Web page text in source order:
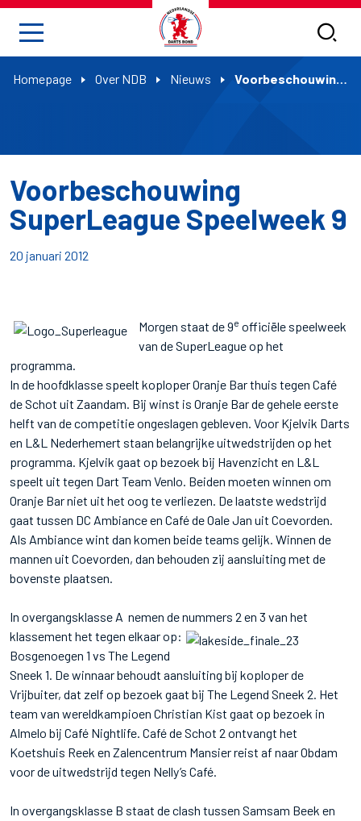
Homepage Over NDB Nieuws Voorbeschouwing SuperLeague Speelweek 9
Voorbeschouwing
SuperLeague Speelweek 9
20 januari 2012
Morgen staat de 9e officiële speelweek
van de SuperLeague op het
programma.
In de hoofdklasse speelt koploper Oranje Bar thuis tegen Café
de Schot uit Zaandam. Bij winst is Oranje Bar de gehele eerste
helft van de competitie ongeslagen gebleven. Voor Kjelvik Darts
en L&L Nederhemert staan belangrijke uitwedstrijden op het
programma. Kjelvik gaat op bezoek bij Havenzicht en L&L
speelt uit tegen Dart Team Venlo. Beiden moeten winnen om
Oranje Bar niet uit het oog te verliezen. De laatste wedstrijd
gaat tussen DC Ambiance en Café de Oale Jan uit Coevorden.
Als Ambiance wint dan komen beide teams gelijk. Winnen de
mannen uit Coevorden, dan behouden zij aansluiting met de
bovenste plaatsen.
In overgangsklasse A nemen de nummers 2 en 3 van het
klassement het tegen elkaar op:
Bosgenoegen 1 vs The Legend
Sneek 1. De winnaar behoudt aansluiting bij koploper de
Vrijbuiter, dat zelf op bezoek gaat bij The Legend Sneek 2. Het
team van wereldkampioen Christian Kist gaat op bezoek in
Almelo bij Café Nightlife. Café de Schot 2 ontvangt het
Koetshuis Reek en Zalencentrum Mansier reist af naar Obdam
voor de uitwedstrijd tegen Nelly’s Café.
In overgangsklasse B staat de clash tussen Samsam Beek en